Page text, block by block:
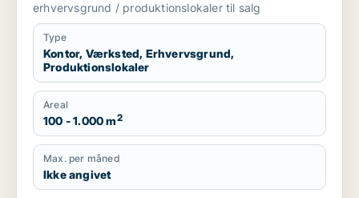
erhvervsgrund / produktionslokaler til salg
Type
Kontor, Værksted, Erhvervsgrund,
Produktionslokaler
Areal
100 - 1.000 m2
Max. per måned
Ikke angivet